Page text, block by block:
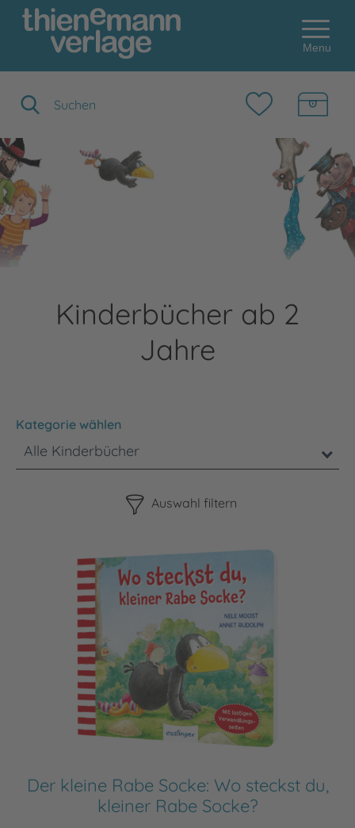
Menu
Kinderbücher ab 2
Jahre
Kategorie wählen
Alle Kinderbücher
Auswahl filtern
Der kleine Rabe Socke: Wo steckst du,
kleiner Rabe Socke?